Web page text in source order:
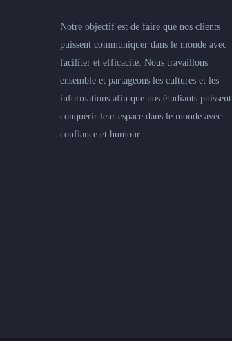
Notre objectif est de faire que nos clients
puissent communiquer dans le monde avec
faciliter et efficacité. Nous travaillons
ensemble et partageons les cultures et les
informations afin que nos étudiants puissent
conquérir leur espace dans le monde avec
confiance et humour.